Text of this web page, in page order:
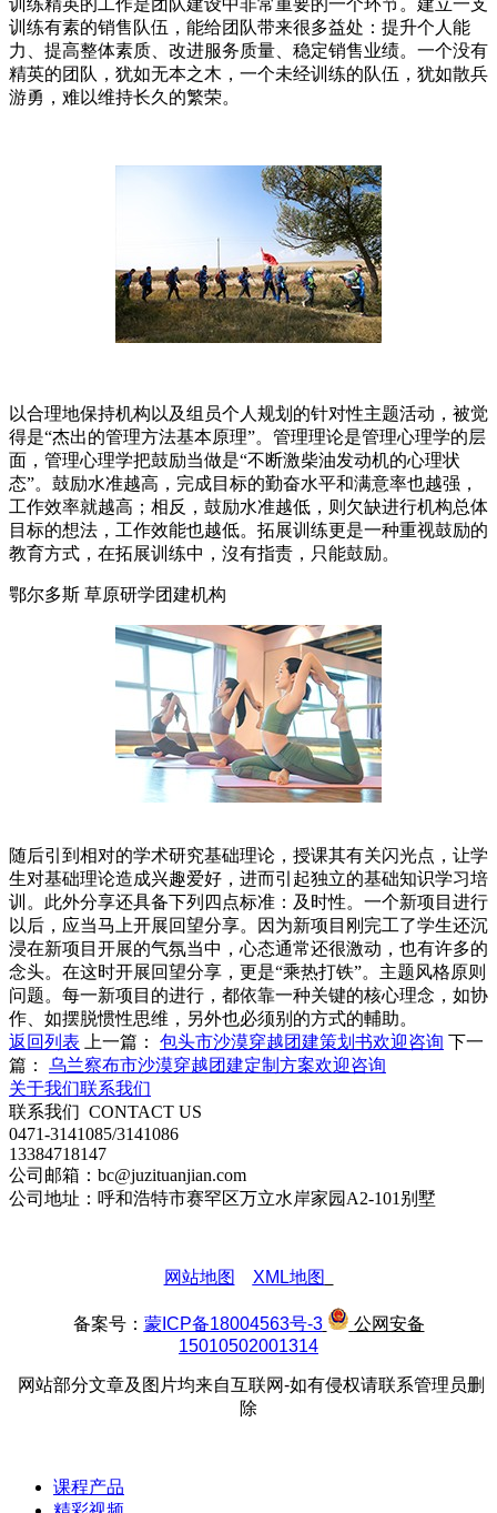
训练有素的销售队伍，能给团队带来很多益处：提升个人能
力、提高整体素质、改进服务质量、稳定销售业绩。一个没有
精英的团队，犹如无本之木，一个未经训练的队伍，犹如散兵
游勇，难以维持长久的繁荣。
以合理地保持机构以及组员个人规划的针对性主题活动，被觉
得是“杰出的管理方法基本原理”。管理理论是管理心理学的层
面，管理心理学把鼓励当做是“不断激柴油发动机的心理状
态”。鼓励水准越高，完成目标的勤奋水平和满意率也越强，
工作效率就越高；相反，鼓励水准越低，则欠缺进行机构总体
目标的想法，工作效能也越低。拓展训练更是一种重视鼓励的
教育方式，在拓展训练中，沒有指责，只能鼓励。
鄂尔多斯 草原研学团建机构
随后引到相对的学术研究基础理论，授课其有关闪光点，让学
生对基础理论造成兴趣爱好，进而引起独立的基础知识学习培
训。此外分享还具备下列四点标准：及时性。一个新项目进行
以后，应当马上开展回望分享。因为新项目刚完工了学生还沉
浸在新项目开展的气氛当中，心态通常还很激动，也有许多的
念头。在这时开展回望分享，更是“乘热打铁”。主题风格原则
问题。每一新项目的进行，都依靠一种关键的核心理念，如协
作、如摆脱惯性思维，另外也必须别的方式的輔助。
返回列表
上一篇： 包头市沙漠穿越团建策划书欢迎咨询 下一
篇： 乌兰察布市沙漠穿越团建定制方案欢迎咨询
关于我们联系我们
联系我们 CONTACT US
0471-3141085/3141086
13384718147
公司邮箱：bc@juzituanjian.com
公司地址：呼和浩特市赛罕区万立水岸家园A2-101别墅
网站地图 XML地图
备案号： 蒙ICP备18004563号-3
公网安备
15010502001314
网站部分文章及图片均来自互联网-如有侵权请联系管理员删
除
课程产品